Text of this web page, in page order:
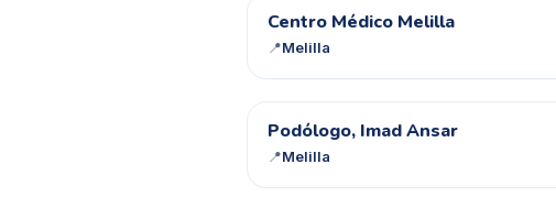
CM
Centro Médico Melilla
📍Melilla
PI
Podólogo, Imad Ansar
📍Melilla